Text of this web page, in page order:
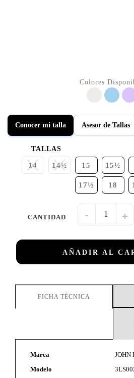
Conocer mi talla Asesor de Tallas
TALLAS
14 14½ 15 15½
17½ 18
- +
AÑADIR AL
FICHA TÉCNICA
Marca
JOHN
Modelo